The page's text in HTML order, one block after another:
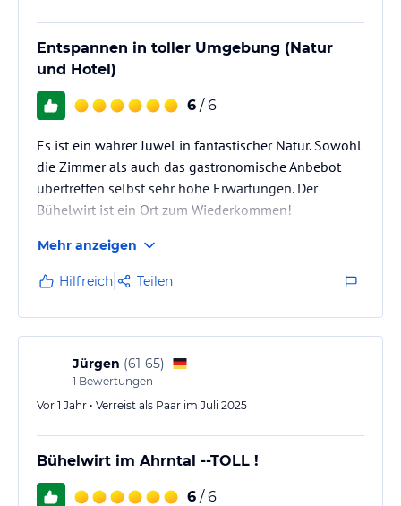
Entspannen in toller Umgebung (Natur
und Hotel)
6 / 6
Es ist ein wahrer Juwel in fantastischer Natur. Sowohl
die Zimmer als auch das gastronomische Anbebot
übertreffen selbst sehr hohe Erwartungen. Der
Bühelwirt ist ein Ort zum Wiederkommen!
Mehr anzeigen
Hilfreich Teilen
Jürgen (61-65)
1 Bewertungen
Vor 1 Jahr • Verreist als Paar im Juli 2025
Bühelwirt im Ahrntal --TOLL !
6 / 6